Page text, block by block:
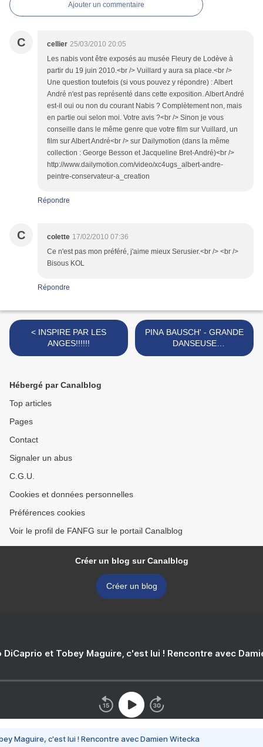
Ajouter un commentaire
C cellier 25/03/2010 20:05
Les nabis vont être exposés au musée Fleury de Lodève à
partir du 19 juin 2010.<br /> Vuillard y aura sa place.<br />
Une question toutefois (si vous pouvez y répondre) : Albert
André n'est pas représenté dans cette exposition. Albert André
est-il oui ou non du courant Nabis ? Complètement non, mais
en partie oui selon moi. Votre avis ?<br /> Sinon je vous
conseille dans le même genre que votre film sur Vuillard, un
film sur Albert André<br /> sur Dailymotion (dans la même
collection : George Besson et Jacqueline Bret-André)<br />
http://www.dailymotion.com/video/xc4ugs_albert-andre-
peintre-conservateur-a_creation
Répondre
C colette 17/02/2010 07:36
Ce n'est pas mon préféré, j'aime mieux Serusier.<br /> <br />
Bisous KOL
Répondre
< INSPIRE PAR LES
ANGES!!!!!!
PINA BAUSCH' - GRANDE
DANSEUSE
EXPRESSIONNISTE >
Hébergé par Canalblog
Top articles
Pages
Contact
Signaler un abus
C.G.U.
Cookies et données personnelles
Préférences cookies
Voir le profil de FANFG sur le portail Canalblog
Créer un blog sur Canalblog
Créer un blog
DiCaprio et Tobey Maguire, c'est lui ! Rencontre avec
Maguire, c'est lui ! Rencontre avec Damien Witecka